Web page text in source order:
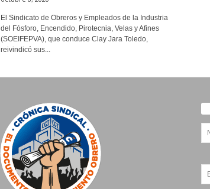
El Sindicato de Obreros y Empleados de la Industria
del Fósforo, Encendido, Pirotecnia, Velas y Afines
(SOEIFEPVA), que conduce Clay Jara Toledo,
reivindicó sus...